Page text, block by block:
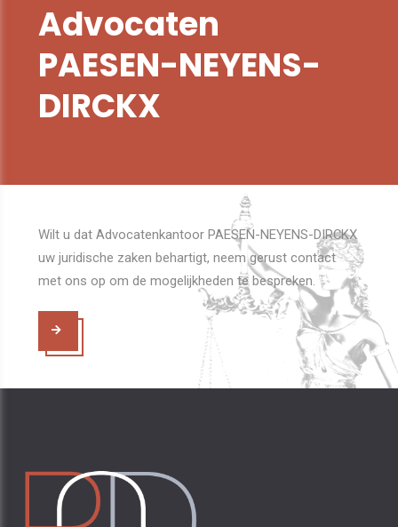
Advocaten
PAESEN-NEYENS-
DIRCKX
Wilt u dat Advocatenkantoor PAESEN-NEYENS-DIRCKX
uw juridische zaken behartigt, neem gerust contact
met ons op om de mogelijkheden te bespreken.